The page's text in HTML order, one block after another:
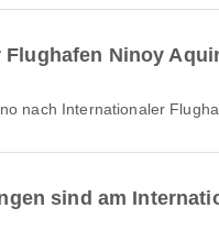
Ninoy
nach Internationaler
sind am